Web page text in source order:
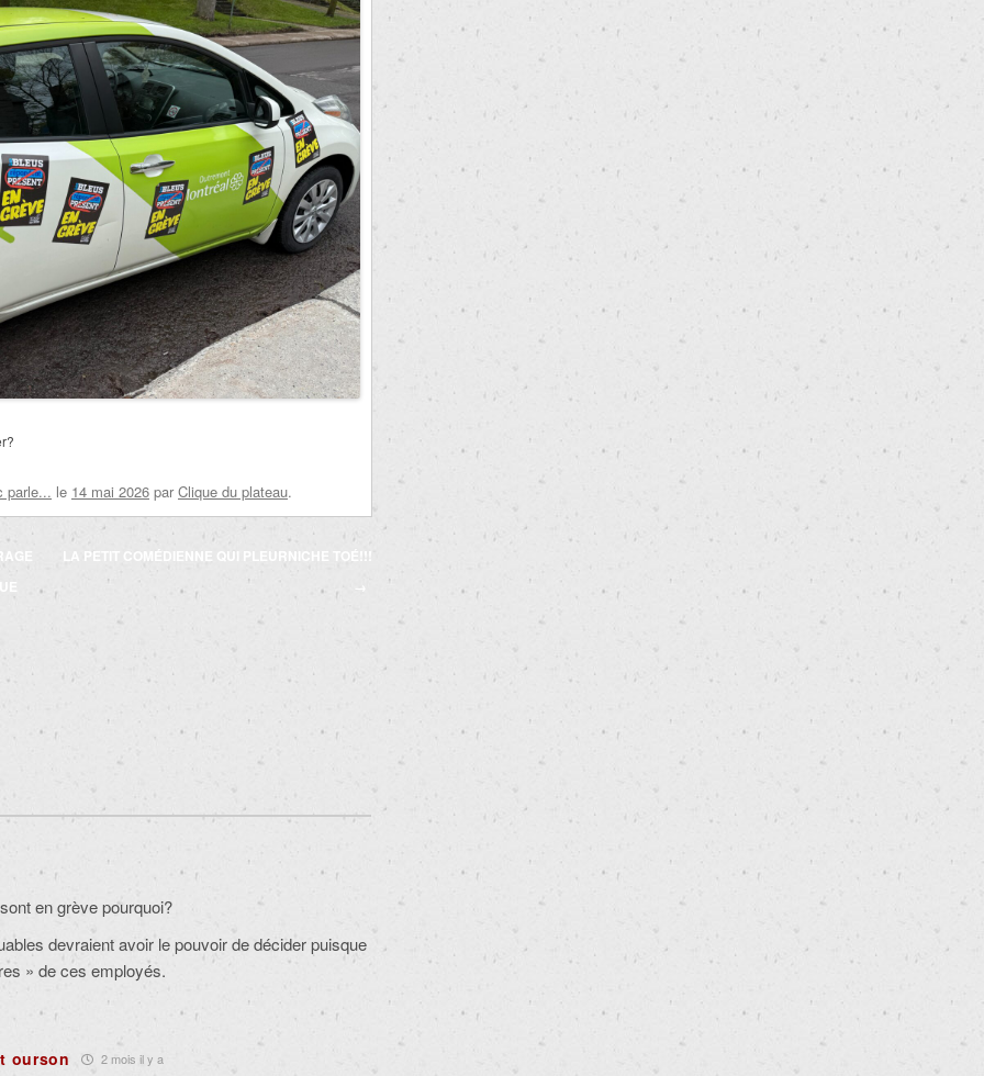
parle... le 14 mai 2026 par Clique du plateau.
LA PETIT COMÉDIENNE QUI PLEURNICHE TOÉ!!!
→
en grève pourquoi?
devraient avoir le pouvoir de décider puisque
» de ces employés.
ourson 2 mois il y a